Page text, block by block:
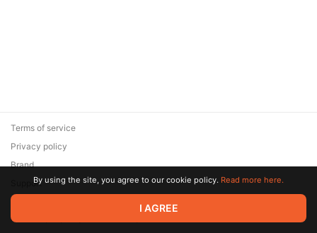
© 2026 Zaya Solutions Limited. All rights reserved. All trademarks
are the property of their respective owners.
Terms of service
Privacy policy
Brand
SupportBy using the site, you agree to our cookie policy. Read more here.
I AGREE